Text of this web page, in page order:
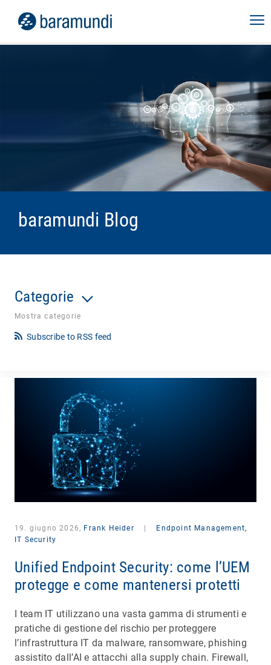
baramundi Blog
Categorie
Mostra categorie
Subscribe to RSS feed
19. giugno 2026, Frank Heider
Endpoint Management,
IT Security
Unified Endpoint Security: come l’UEM
protegge e come mantenersi protetti
I team IT utilizzano una vasta gamma di strumenti e
pratiche di gestione del rischio per proteggere
l’infrastruttura IT da malware, ransomware, phishing
assistito dall’AI e attacchi alla supply chain. Firewall,